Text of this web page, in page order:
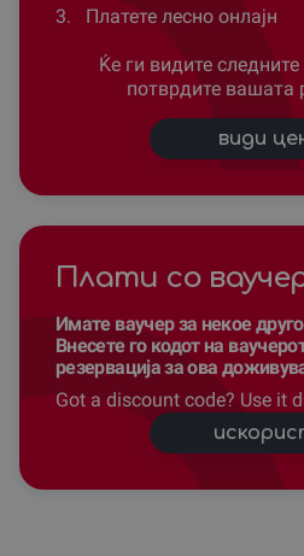
3. Платете лесно онлајн
Ќе ги видите
потврдите вашата
види
Плати со
Имате ваучер за некое
Внесете го кодот на
резервација за ова
Got a discount code? Use it